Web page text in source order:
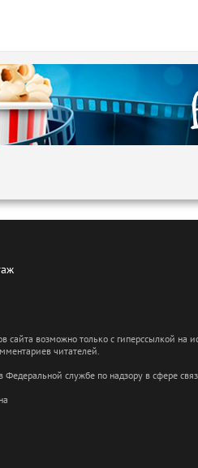
сайта возможно только с гиперссылкой
читателей.
Федеральной службе по надзору в